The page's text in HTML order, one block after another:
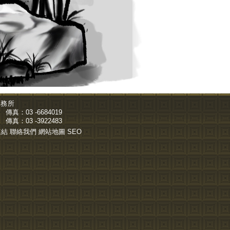
所
傳真：03 -6684019
傳真：03 -3922483
聯絡我們 網站地圖 SEO